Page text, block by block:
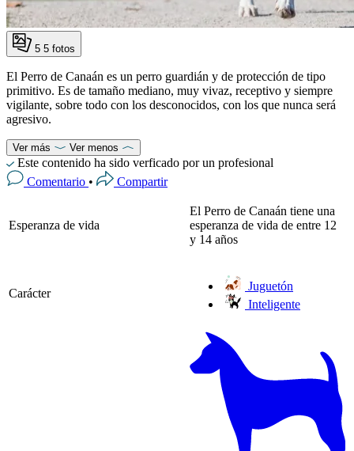
5 5 fotos
El Perro de Canaán es un perro guardián y de protección de tipo
primitivo. Es de tamaño mediano, muy vivaz, receptivo y siempre
vigilante, sobre todo con los desconocidos, con los que nunca será
agresivo.
Ver más Ver menos
Este contenido ha sido verficado por un profesional
Comentario • Compartir
Esperanza de vida
El Perro de Canaán tiene una
esperanza de vida de entre 12
y 14 años
Carácter
Juguetón
Inteligente